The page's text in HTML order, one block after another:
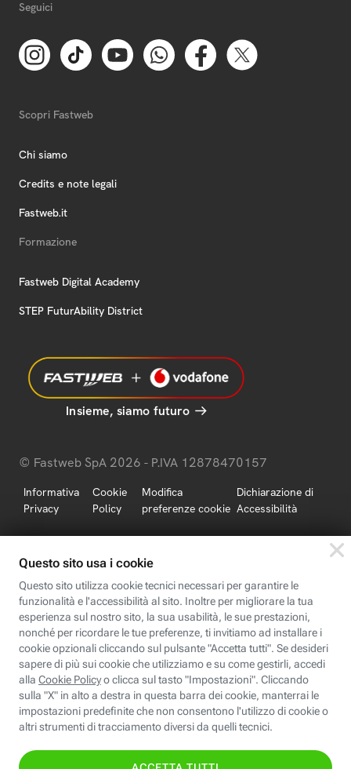
Seguici
Scopri Fastweb
Chi siamo
Credits e note legali
Fastweb.it
Formazione
Fastweb Digital Academy
STEP FuturAbility District
Insieme, siamo futuro
© Fastweb SpA 2026 - P.IVA 12878470157
Informativa
Privacy
Cookie
Policy
Modifica
preferenze cookie
Dichiarazione di
Accessibilità